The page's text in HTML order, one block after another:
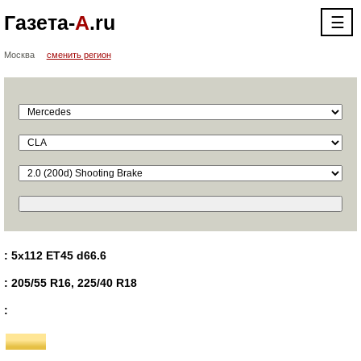
Газета-А.ru ☰
Москва сменить регион
: 5x112 ET45 d66.6
: 205/55 R16, 225/40 R18
: